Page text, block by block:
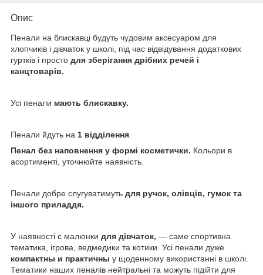
Опис
Пенали на блискавці будуть чудовим аксесуаром для
хлопчиків і дівчаток у школі, під час відвідування додаткових
гуртків і просто для зберігання дрібних речей і
канцтоварів.
Усі пенали мають блискавку.
Пенали йдуть на 1 відділення
Пенал без наповнення у формі косметички. Кольори в
асортименті, уточнюйте наявність.
Пенали добре слугуватимуть для ручок, олівців, гумок та
іншого приладдя.
У наявності є малюнки для дівчаток, — саме спортивна
тематика, ігрова, ведмедики та котики. Усі пенали дуже
компактны и практичны у щоденному використанні в школі.
Тематики наших пеналів нейтральні та можуть підійти для